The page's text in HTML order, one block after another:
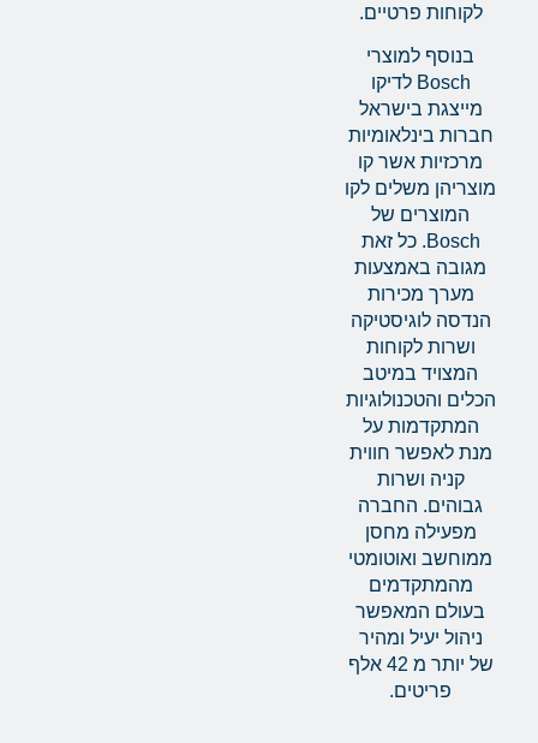
לקוחות פרטיים.
בנוסף למוצרי
Bosch לדיקו
מייצגת בישראל
חברות בינלאומיות
מרכזיות אשר קו
מוצריהן משלים לקו
המוצרים של
Bosch. כל זאת
מגובה באמצעות
מערך מכירות
הנדסה לוגיסטיקה
ושרות לקוחות
המצויד במיטב
הכלים והטכנולוגיות
המתקדמות על
מנת לאפשר חווית
קניה ושרות
גבוהים. החברה
מפעילה מחסן
ממוחשב ואוטומטי
מהמתקדמים
בעולם המאפשר
ניהול יעיל ומהיר
של יותר מ 42 אלף
פריטים.